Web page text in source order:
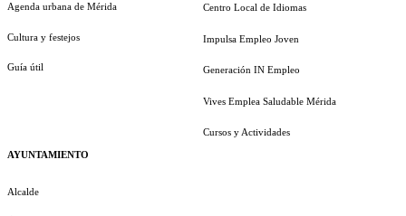
Agenda urbana de Mérida
Cultura y festejos
Guía útil
AYUNTAMIENTO
Alcalde
Centro Local de Idiomas
Impulsa Empleo Joven
Generación IN Empleo
Vives Emplea Saludable Mérida
Cursos y Actividades